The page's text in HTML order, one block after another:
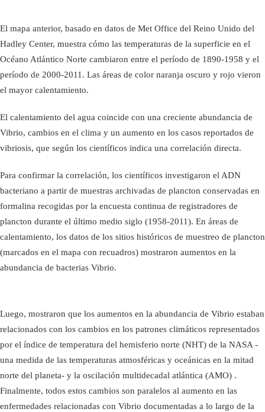
El mapa anterior, basado en datos de Met Office del Reino Unido del
Hadley Center, muestra cómo las temperaturas de la superficie en el
Océano Atlántico Norte cambiaron entre el período de 1890-1958 y el
período de 2000-2011. Las áreas de color naranja oscuro y rojo vieron
el mayor calentamiento.
El calentamiento del agua coincide con una creciente abundancia de
Vibrio, cambios en el clima y un aumento en los casos reportados de
vibriosis, que según los científicos indica una correlación directa.
Para confirmar la correlación, los científicos investigaron el ADN
bacteriano a partir de muestras archivadas de plancton conservadas en
formalina recogidas por la encuesta continua de registradores de
plancton durante el último medio siglo (1958-2011). En áreas de
calentamiento, los datos de los sitios históricos de muestreo de plancton
(marcados en el mapa con recuadros) mostraron aumentos en la
abundancia de bacterias Vibrio.
Luego, mostraron que los aumentos en la abundancia de Vibrio estaban
relacionados con los cambios en los patrones climáticos representados
por el índice de temperatura del hemisferio norte (NHT) de la NASA -
una medida de las temperaturas atmosféricas y oceánicas en la mitad
norte del planeta- y la oscilación multidecadal atlántica (AMO) .
Finalmente, todos estos cambios son paralelos al aumento en las
enfermedades relacionadas con Vibrio documentadas a lo largo de la